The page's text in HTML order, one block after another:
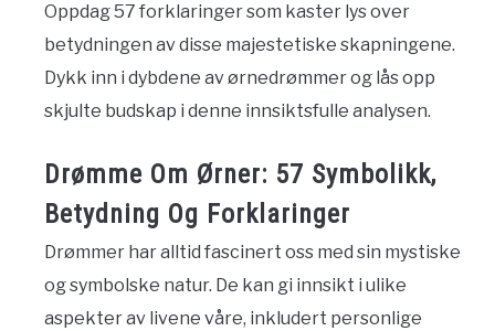
Oppdag 57 forklaringer som kaster lys over
betydningen av disse majestetiske skapningene.
Dykk inn i dybdene av ørnedrømmer og lås opp
skjulte budskap i denne innsiktsfulle analysen.
Drømme Om Ørner: 57 Symbolikk,
Betydning Og Forklaringer
Drømmer har alltid fascinert oss med sin mystiske
og symbolske natur. De kan gi innsikt i ulike
aspekter av livene våre, inkludert personlige